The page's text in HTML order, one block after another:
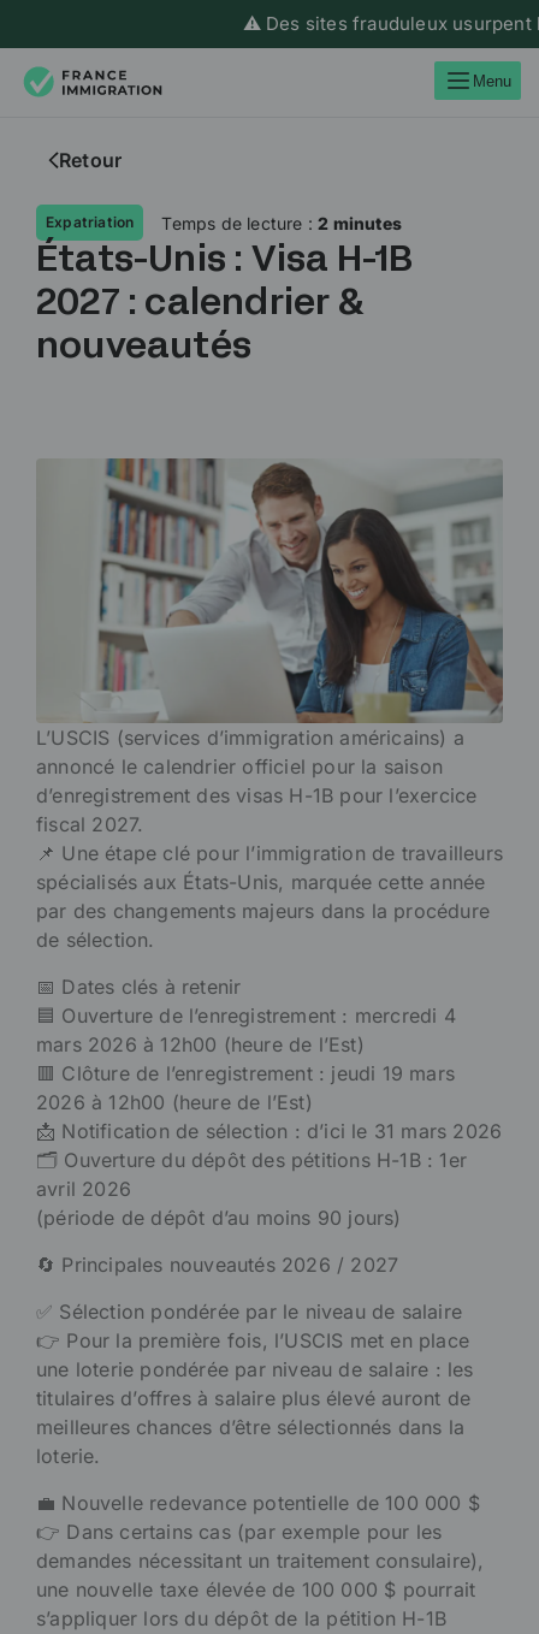
⚠️ Des sites frauduleux usurpent
Menu
Retour
Expatriation Temps de lecture :2 minutes
États-Unis : Visa H-1B
2027 : calendrier &
nouveautés
L’USCIS (services d’immigration américains) a
annoncé le calendrier officiel pour la saison
d’enregistrement des visas H-1B pour l’exercice
fiscal 2027.
📌 Une étape clé pour l’immigration de travailleurs
spécialisés aux États-Unis, marquée cette année
par des changements majeurs dans la procédure
de sélection.
📅 Dates clés à retenir
🟦 Ouverture de l’enregistrement : mercredi 4
mars 2026 à 12h00 (heure de l’Est)
🟥 Clôture de l’enregistrement : jeudi 19 mars
2026 à 12h00 (heure de l’Est)
📩 Notification de sélection : d’ici le 31 mars 2026
🗂️ Ouverture du dépôt des pétitions H-1B : 1er
avril 2026
(période de dépôt d’au moins 90 jours)
🔄 Principales nouveautés 2026 / 2027
✅ Sélection pondérée par le niveau de salaire
👉 Pour la première fois, l’USCIS met en place
une loterie pondérée par niveau de salaire : les
titulaires d’offres à salaire plus élevé auront de
meilleures chances d’être sélectionnés dans la
loterie.
💼 Nouvelle redevance potentielle de 100 000 $
👉 Dans certains cas (par exemple pour les
demandes nécessitant un traitement consulaire),
une nouvelle taxe élevée de 100 000 $ pourrait
s’appliquer lors du dépôt de la pétition H-1B